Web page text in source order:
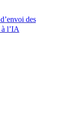
des
à l’IA